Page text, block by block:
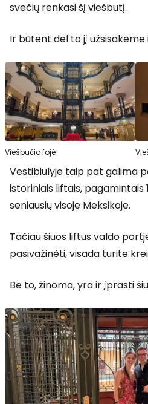
svečių renkasi šį viešbutį.
Ir būtent dėl to jį užsisakėme
Viešbučio fojė
Vestibiulyje taip pat galima
istoriniais liftais, pagamintais
seniausių visoje Meksikoje.
Tačiau šiuos liftus valdo
pasivažinėti, visada turite
Be to, žinoma, yra ir įprasti